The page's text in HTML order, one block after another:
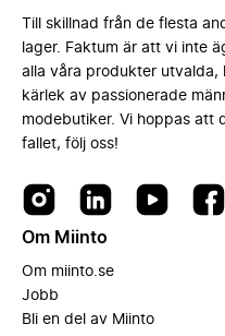
Till skillnad från de flesta
lager. Faktum är att vi inte
alla våra produkter utvalda,
kärlek av passionerade
modebutiker. Vi hoppas att
fallet, följ oss!
Om Miinto
Om miinto.se
Jobb
Bli en del av Miinto